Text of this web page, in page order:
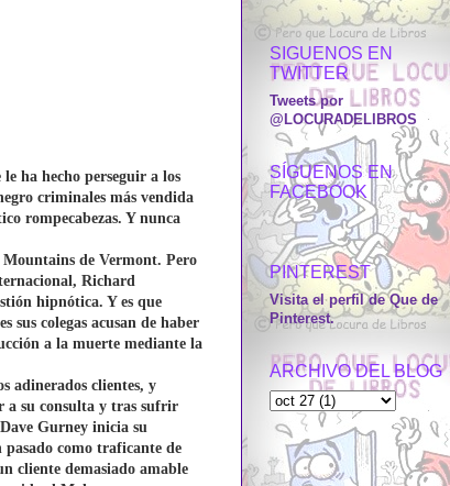
ha hecho perseguir a los
criminales más vendida
rompecabezas. Y nunca
Mountains de Vermont. Pero
Richard
hipnótica. Y es que
sus colegas acusan de haber
a la muerte mediante la
adinerados clientes, y
a su consulta y tras sufrir
Gurney inicia su
como traficante de
cliente demasiado amable
SIGUENOS EN
TWITTER
Tweets por
@LOCURADELIBROS
SÍGUENOS EN
FACEBOOK
PINTEREST
Visita el perfil de Que de
Pinterest.
ARCHIVO DEL BLOG